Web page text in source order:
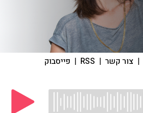
| צור קשר |
RSS
| פייסבוק